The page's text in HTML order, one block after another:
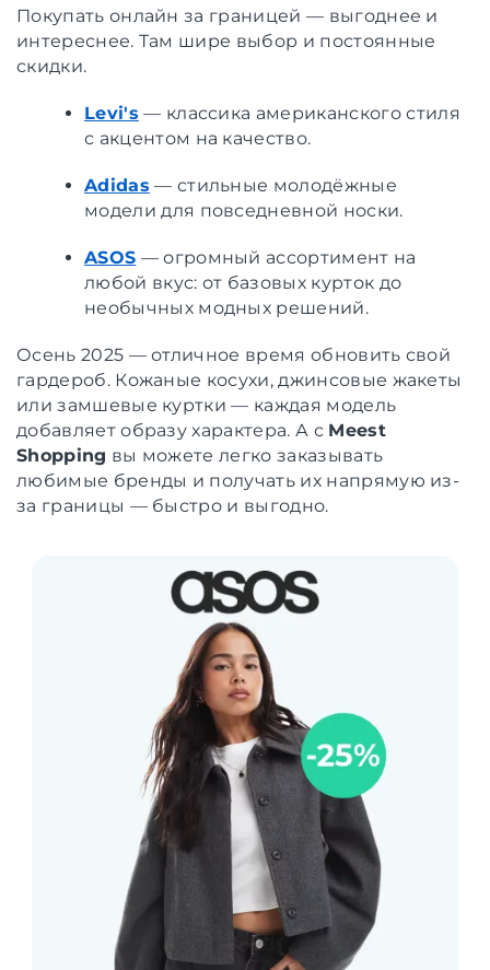
Покупать онлайн за границей — выгоднее и
интереснее. Там шире выбор и постоянные
скидки.
Levi's — классика американского стиля
с акцентом на качество.
Adidas — стильные молодёжные
модели для повседневной носки.
ASOS — огромный ассортимент на
любой вкус: от базовых курток до
необычных модных решений.
Осень 2025 — отличное время обновить свой
гардероб. Кожаные косухи, джинсовые жакеты
или замшевые куртки — каждая модель
добавляет образу характера. А с Meest
Shopping вы можете легко заказывать
любимые бренды и получать их напрямую из-
за границы — быстро и выгодно.